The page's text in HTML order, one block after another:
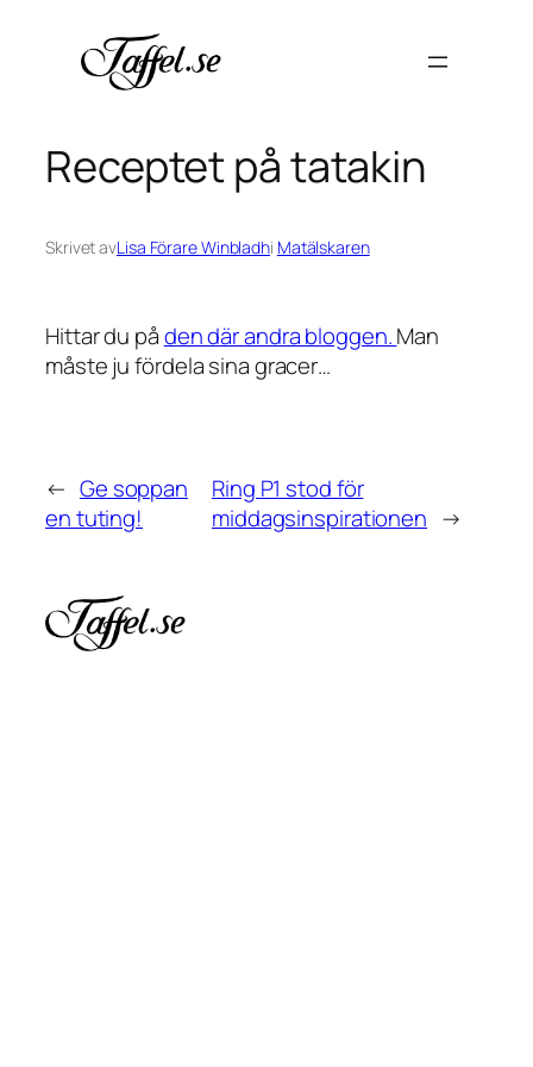
innehåll
Receptet på tatakin
Skrivet avLisa Förare Winbladhi Matälskaren
Hittar du påden där andra bloggen.Man
måste ju fördela sina gracer…
← Ge soppan
en tuting!
Ring P1 stod för
middagsinspirationen →